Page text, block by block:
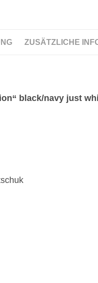
ZUSÄTZLICHE
black/navy just